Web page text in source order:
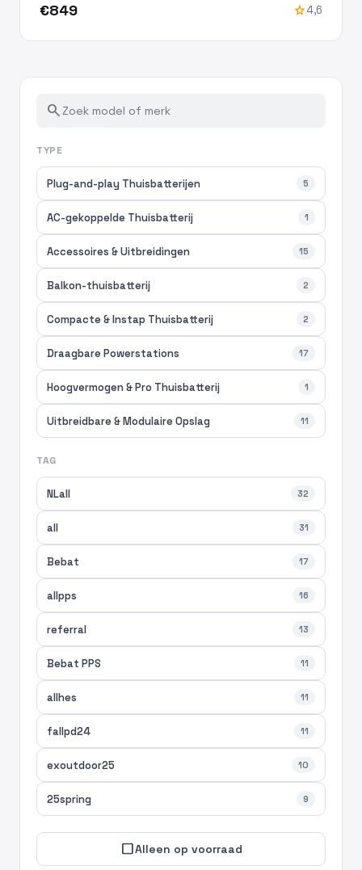
€849 star4,6
search
TYPE
Plug-and-play Thuisbatterijen 5
AC-gekoppelde Thuisbatterij 1
Accessoires & Uitbreidingen 15
Balkon-thuisbatterij 2
Compacte & Instap Thuisbatterij 2
Draagbare Powerstations 17
Hoogvermogen & Pro Thuisbatterij 1
Uitbreidbare & Modulaire Opslag 11
TAG
NLall 32
all 31
Bebat 17
allpps 16
referral 13
Bebat PPS 11
allhes 11
fallpd24 11
exoutdoor25 10
25spring 9
check_box_outline_blankAlleen op voorraad